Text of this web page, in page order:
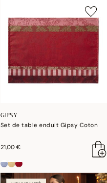
GIPSY
Set de table enduit Gipsy Coton
21,00 €